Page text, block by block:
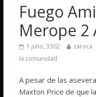
Fuego
Merope 2
1 julio, 3302 zaroca
la comunidad
A pesar de las
Maxton Price de que